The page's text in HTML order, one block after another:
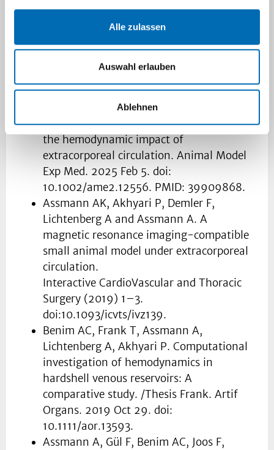
Alle zulassen
Auswahl erlauben
Ablehnen
Publications
Karakas A, Weber E, Aubin H, Lichtenberg
A, Assmann A. Development of an
atherosclerosis rabbit model to evaluate
the hemodynamic impact of
extracorporeal circulation. Animal Model
Exp Med. 2025 Feb 5. doi:
10.1002/ame2.12556. PMID: 39909868.
Assmann AK, Akhyari P, Demler F,
Lichtenberg A and Assmann A. A
magnetic resonance imaging-compatible
small animal model under extracorporeal
circulation.
Interactive CardioVascular and Thoracic
Surgery (2019) 1–3.
doi:10.1093/icvts/ivz139.
Benim AC, Frank T, Assmann A,
Lichtenberg A, Akhyari P. Computational
investigation of hemodynamics in
hardshell venous reservoirs: A
comparative study. /Thesis Frank. Artif
Organs. 2019 Oct 29. doi:
10.1111/aor.13593.
Assmann A, Gül F, Benim AC, Joos F,